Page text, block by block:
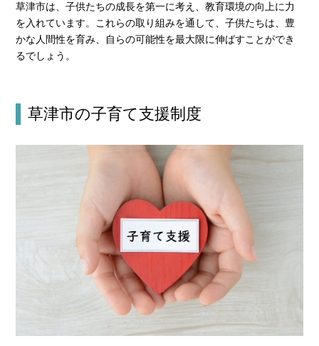
草津市は、子供たちの成長を第一に考え、教育環境の向上に力
を入れています。これらの取り組みを通して、子供たちは、豊
かな人間性を育み、自らの可能性を最大限に伸ばすことができ
るでしょう。
草津市の子育て支援制度